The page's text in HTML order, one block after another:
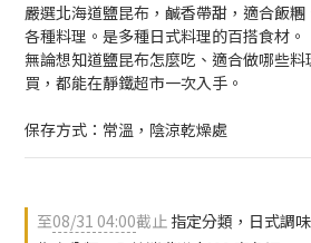
嚴選北海道鹽昆布，鹹香帶甜，適合飯
各種料理。是多種日式料理的百搭食材。
無論想知道鹽昆布怎麼吃、適合做哪些
買，都能在靜鐵超市一次入手。
保存方式：常溫，陰涼乾燥處
至08/31 04:00截止 指定分類，日式調